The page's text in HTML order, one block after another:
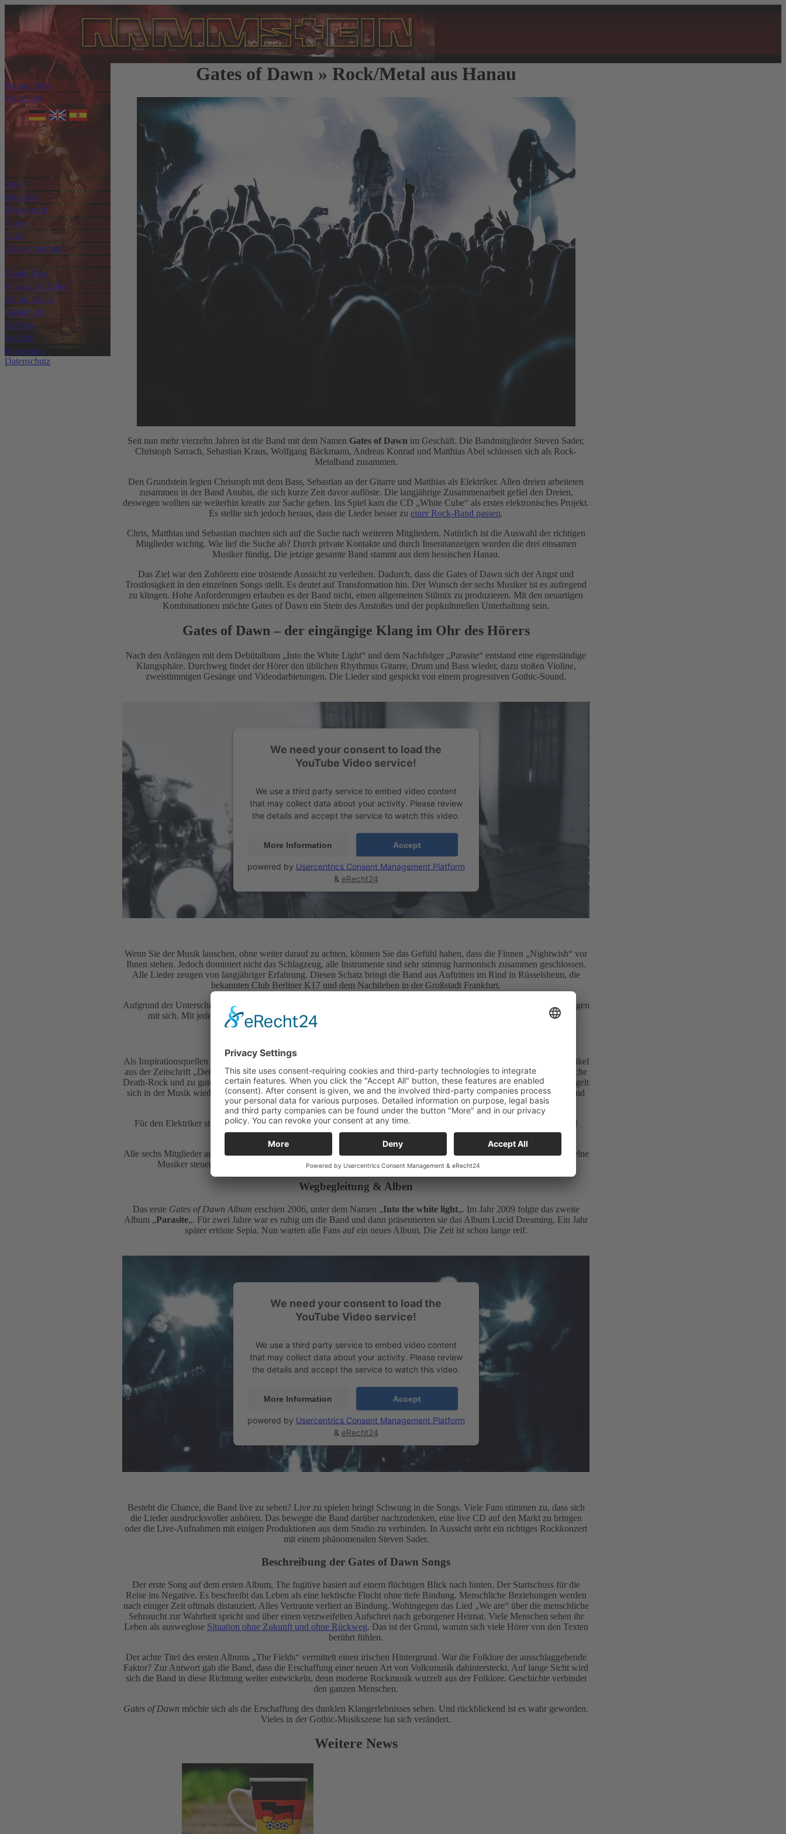
Home / Start
Fanartikel
News
Biografie
Discografie
Lyrics
Tour
Auszeichnungen
Musik Blog
Fotos und Bilder
Online Spiele
Gästebuch
Surftips
Statistik
Impressum
Datenschutz
Gates of Dawn » Rock/Metal aus Hanau
Seit nun mehr vierzehn Jahren ist die Band mit dem Namen Gates of Dawn im Geschäft. Die Bandmitglieder Steven Sader,
Christoph Sarrach, Sebastian Kraus, Wolfgang Bäckmann, Andreas Konrad und Matthias Abel schlossen sich als Rock-
Metalband zusammen.
Den Grundstein legten Christoph mit dem Bass, Sebastian an der Gitarre und Matthias als Elektriker. Allen dreien arbeiteten
zusammen in der Band Anubis, die sich kurze Zeit davor auflöste. Die langjährige Zusammenarbeit gefiel den Dreien,
deswegen wollten sie weiterhin kreativ zur Sache gehen. Ins Spiel kam die CD „White Cube“ als erstes elektronisches Projekt.
Es stellte sich jedoch heraus, dass die Lieder besser zu einer Rock-Band passen.
Chris, Matthias und Sebastian machten sich auf die Suche nach weiteren Mitgliedern. Natürlich ist die Auswahl der richtigen
Mitglieder wichtig. Wie lief die Suche ab? Durch private Kontakte und durch Inseratanzeigen wurden die drei einsamen
Musiker fündig. Die jetzige gesamte Band stammt aus dem hessischen Hanau.
Das Ziel war den Zuhörern eine tröstende Aussicht zu verleihen. Dadurch, dass die Gates of Dawn sich der Angst und
Trostlosigkeit in den einzelnen Songs stellt. Es deutet auf Transformation hin. Der Wunsch der sechs Musiker ist es aufregend
zu klingen. Hohe Anforderungen erlauben es der Band nicht, einen allgemeinen Stilmix zu produzieren. Mit den neuartigen
Kombinationen möchte Gates of Dawn ein Stein des Anstoßes und der popkulturellen Unterhaltung sein.
Gates of Dawn – der eingängige Klang im Ohr des Hörers
Nach den Anfängen mit dem Debütalbum „Into the White Light“ und dem Nachfolger „Parasite“ entstand eine eigenständige
Klangsphäre. Durchweg findet der Hörer den üblichen Rhythmus Gitarre, Drum und Bass wieder, dazu stoßen Violine,
zweistimmigen Gesänge und Videodarbietungen. Die Lieder sind gespickt von einem progressiven Gothic-Sound.
We need your consent to load the
YouTube Video service!
We use a third party service to embed video content
that may collect data about your activity. Please review
the details and accept the service to watch this video.
More Information Accept
powered by Usercentrics Consent Management Platform
& eRecht24
Wenn Sie der Musik lauschen, ohne weiter darauf zu achten, könnten Sie das Gefühl haben, dass die Finnen „Nightwish“ vor
Ihnen stehen. Jedoch dominiert nicht das Schlagzeug, alle Instrumente sind sehr stimmig harmonisch zusammen geschlossen.
Alle Lieder zeugen von langjähriger Erfahrung. Diesen Schatz bringt die Band aus Auftritten im Rind in Rüsselsheim, die
bekannten Club Berliner K17 und dem Nachtleben in der Großstadt Frankfurt.
Aufgrund der Unterschiedlichkeiten von Steven Sader und Matthias Abel bringt die Klangwelt mehr Kontraste und Reibungen
mit sich. Mit jedem neuen Track erweitert sich das Spektrum der Ausdrucksmöglichkeiten, gemäß Matthias Abel.
Als Inspirationsquellen der Texte erweisen sich Theaterkonzepte, moderne Literatur, Trashliteratur oder manchmal gute Artikel
aus der Zeitschrift „Der Spiegel“. Musikalische Quellen dienen der Goth-Rock aus den Anfängen der 90er, der amerikanische
Death-Rock und zu guter Letzt der Glam-Rock aus den 70er. Text und Melodie stehen in enger Übereinstimmung und spiegelt
sich in der Musik wieder. Unter Umständenentsteht ein Song aus einzelnen Schlüsselworten, die zu der Melodie passen und
später den Text bilden.
Für den Elektriker steht die Band Fields of the Nephilim auf hohem Rang, sowie Bowie, Floyd, Cure, NIN, The Eternal
Afflict, Adversus, Current93 und Sisters.
Alle sechs Mitglieder auf einen Nenner zu bringen ist nicht immer einfach. Aber die Band setzt auf Demokratie. Jeder einzelne
Musiker steuert Vorschläge bei. Der Anfang bestimm eine Songidee und diese gestaltet sich weiter und reift.
Wegbegleitung & Alben
Das erste Gates of Dawn Album erschien 2006, unter dem Namen „Into the white light„. Im Jahr 2009 folgte das zweite
Album „Parasite„. Für zwei Jahre war es ruhig um die Band und dann präsentierten sie das Album Lucid Dreaming. Ein Jahr
später ertönte Sepia. Nun warten alle Fans auf ein neues Album. Die Zeit ist schon lange reif.
We need your consent to load the
YouTube Video service!
We use a third party service to embed video content
that may collect data about your activity. Please review
the details and accept the service to watch this video.
More Information Accept
powered by Usercentrics Consent Management Platform
& eRecht24
Besteht die Chance, die Band live zu sehen? Live zu spielen bringt Schwung in die Songs. Viele Fans stimmen zu, dass sich
die Lieder ausdrucksvoller anhören. Das bewegte die Band darüber nachzudenken, eine live CD auf den Markt zu bringen
oder die Live-Aufnahmen mit einigen Produktionen aus dem Studio zu verbinden. In Aussicht steht ein richtiges Rockkonzert
mit einem phänomenalen Steven Sader.
Beschreibung der Gates of Dawn Songs
Der erste Song auf dem ersten Album, The fugitive basiert auf einem flüchtigen Blick nach hinten. Der Startschuss für die
Reise ins Negative. Es beschreibt das Leben als eine hektische Flucht ohne tiefe Bindung. Menschliche Beziehungen werden
nach einiger Zeit oftmals distanziert. Alles Vertraute verliert an Bindung. Wohingegen das Lied „We are“ über die menschliche
Sehnsucht zur Wahrheit spricht und über einen verzweifelten Aufschrei nach geborgener Heimat. Viele Menschen sehen ihr
Leben als ausweglose Situation ohne Zukunft und ohne Rückweg. Das ist der Grund, warum sich viele Hörer von den Texten
berührt fühlen.
Der achte Titel des ersten Albums „The Fields“ vermittelt einen irischen Hintergrund. War die Folklore der ausschlaggebende
Faktor? Zur Antwort gab die Band, dass die Erschaffung einer neuen Art von Volksmusik dahintersteckt. Auf lange Sicht wird
sich die Band in diese Richtung weiter entwickeln, denn moderne Rockmusik wurzelt aus der Folklore. Geschichte verbindet
den ganzen Menschen.
Gates of Dawn möchte sich als die Erschaffung des dunklen Klangerlebnisses sehen. Und rückblickend ist es wahr geworden.
Vieles in der Gothic-Musikszene hat sich verändert.
Weitere News